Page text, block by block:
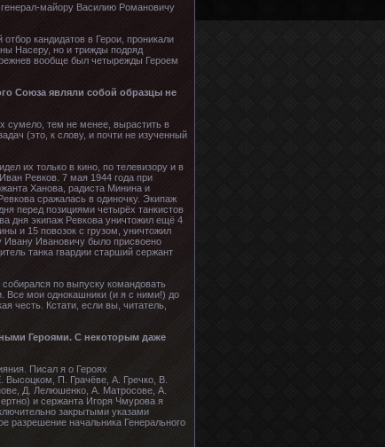
генерал-майору Василию Романовичу
кандидатов в Герои, проникали
Насеру, но и трижды подряд
вообще был четырежды Героем
Союза являли собой образцы не
сумело, тем не менее, вырастить в
(это, к слову, и почти не изученный
их только в кино, по телевизору и в
Ревков. 7 мая 1944 года при
Ханова, радиста Минина и
сражалась в одиночку. Экипаж
перед позициями четырёх танкистов
дня экипаж Ревкова уничтожил ещё 4
и 15 повозок с грузом, уничтожил
Ивану Ивановичу было присвоено
танка гвардии старший сержант
собирался по выпуску командовать
Все мои однокашники (и я с ними!) до
честь. Кстати, если вы, читатель,
Героями. С некоторым даже
Писал я о Героях
П. Грачёве, А. Гречко, В.
Д. Лелюшенко, А. Матросове, А.
и сержанта Игоря Чмурова я
закрытыми указами
разрешение начальника Генерального